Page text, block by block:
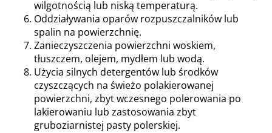
wilgotnością lub niską temperaturą.
Oddziaływania oparów rozpuszczalników lub
spalin na powierzchnię.
Zanieczyszczenia powierzchni woskiem,
tłuszczem, olejem, mydłem lub wodą.
Użycia silnych detergentów lub środków
czyszczących na świeżo polakierowanej
powierzchni, zbyt wczesnego polerowania po
lakierowaniu lub zastosowania zbyt
gruboziarnistej pasty polerskiej.